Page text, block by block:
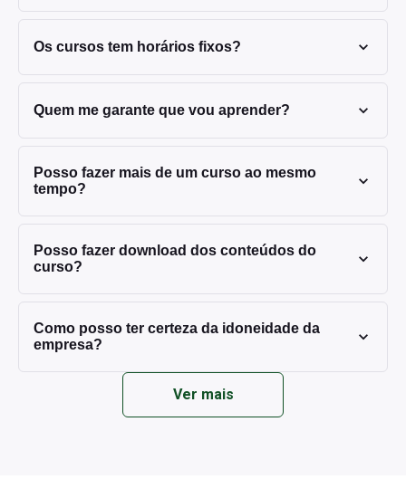
Os cursos tem horários fixos?
Quem me garante que vou aprender?
Posso fazer mais de um curso ao mesmo
tempo?
Posso fazer download dos conteúdos do
curso?
Como posso ter certeza da idoneidade da
empresa?
Ver mais